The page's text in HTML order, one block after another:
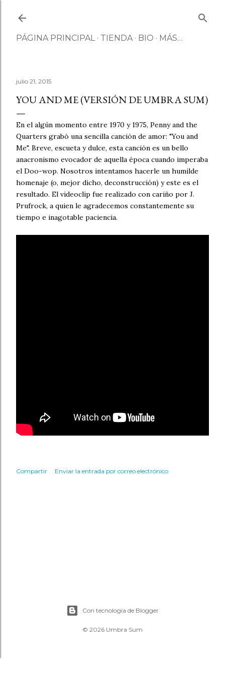
PÁGINA PRINCIPAL TIENDA BIO MÁS…
julio 21, 2015
YOU AND ME (VERSIÓN DE UMBRA SUM)
En el algún momento entre 1970 y 1975, Penny and the
Quarters grabó una sencilla canción de amor: "You and
Me". Breve, escueta y dulce, esta canción es un bello
anacronismo evocador de aquella época cuando imperaba
el Doo-wop. Nosotros intentamos hacerle un humilde
homenaje (o, mejor dicho, deconstrucción) y este es el
resultado. El videoclip fue realizado con cariño por J.
Prufrock, a quien le agradecemos constantemente su
tiempo e inagotable paciencia.
Compartir Enviar la entrada por correo electrónico
Con tecnología de Blogger
© 2026 Umbra Sum